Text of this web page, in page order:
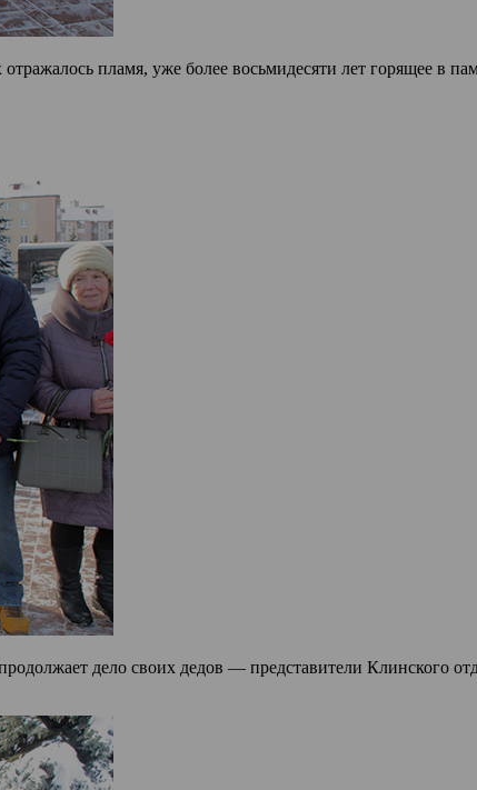
пламя, уже более восьмидесяти лет горящее в
дело своих дедов — представители Клинского